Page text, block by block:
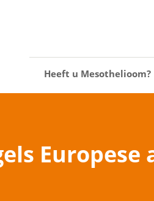
Heeft u Mesothelioom?